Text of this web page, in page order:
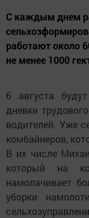
С каждым днем
работают около
не менее 1000
6 августа
дневки
водителей. Уже
комбайнеров,
В их числе
который на
намолачивает
уборки